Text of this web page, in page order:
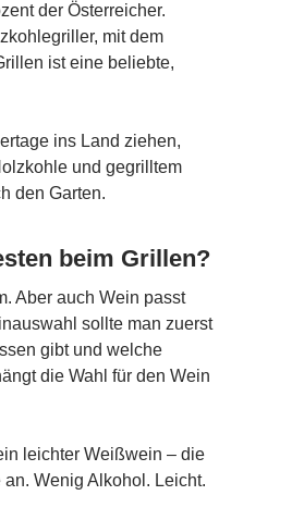
der Österreicher.
mit dem
ist eine beliebte,
ins Land ziehen,
und gegrilltem
den Garten.
beim Grillen?
Aber auch Wein passt
sollte man zuerst
gibt und welche
die Wahl für den Wein
leichter Weißwein – die
Wenig Alkohol. Leicht.